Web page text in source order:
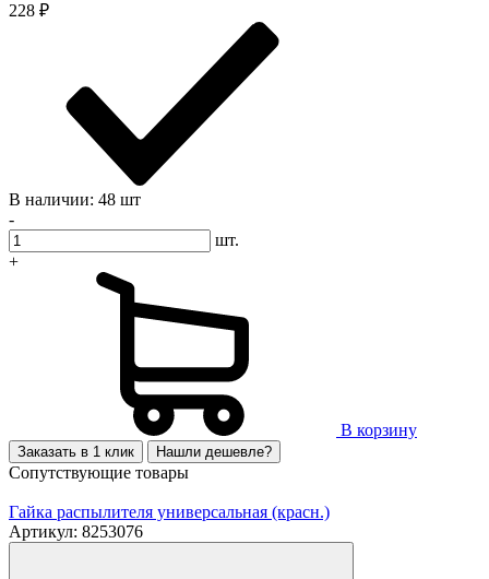
228 ₽
В наличии: 48 шт
-
шт.
+
В корзину
Заказать в 1 клик Нашли дешевле?
Сопутствующие товары
Гайка распылителя универсальная (красн.)
Артикул: 8253076